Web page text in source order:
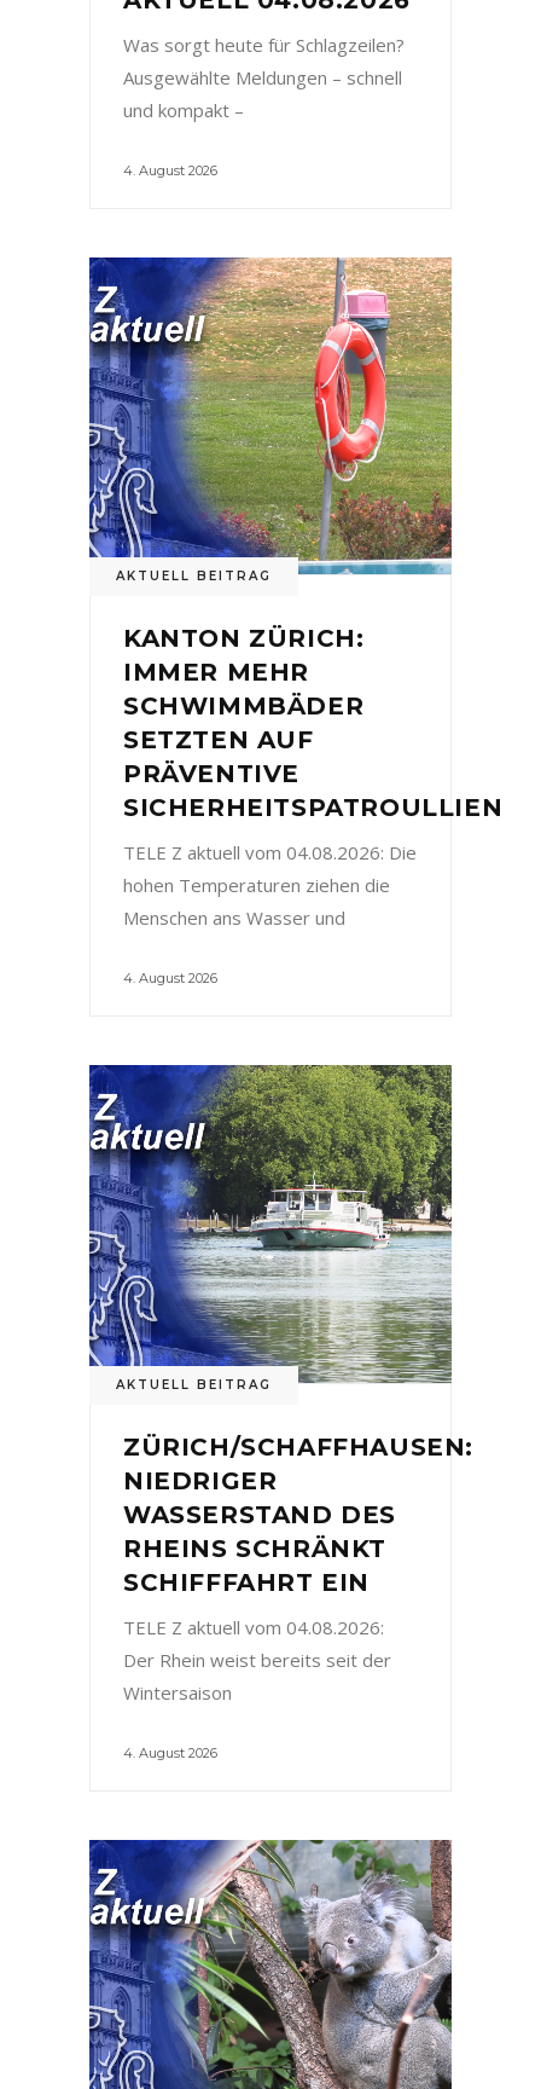
Was sorgt heute für Schlagzeilen?
Ausgewählte Meldungen – schnell
und kompakt –
4. August 2026
AKTUELL BEITRAG
KANTON ZÜRICH:
IMMER MEHR
SCHWIMMBÄDER
SETZTEN AUF
PRÄVENTIVE
SICHERHEITSPATROULLIEN
TELE Z aktuell vom 04.08.2026: Die
hohen Temperaturen ziehen die
Menschen ans Wasser und
4. August 2026
AKTUELL BEITRAG
ZÜRICH/SCHAFFHAUSEN:
NIEDRIGER
WASSERSTAND DES
RHEINS SCHRÄNKT
SCHIFFFAHRT EIN
TELE Z aktuell vom 04.08.2026:
Der Rhein weist bereits seit der
Wintersaison
4. August 2026